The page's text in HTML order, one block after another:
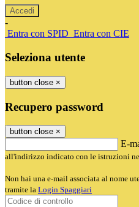
-
Entra con SPID Entra con CIE
Seleziona utente
button close ×
Recupero password
button close ×
E-
all'indirizzo indicato con le istruzioni
Non hai una e-mail associata al nome
tramite la Login Spaggiari